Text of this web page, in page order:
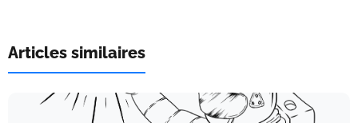
Articles similaires